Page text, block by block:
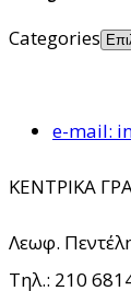
Categories
e-mail:
ΚΕΝΤΡΙΚΑ
Λεωφ.
Τηλ.: 210